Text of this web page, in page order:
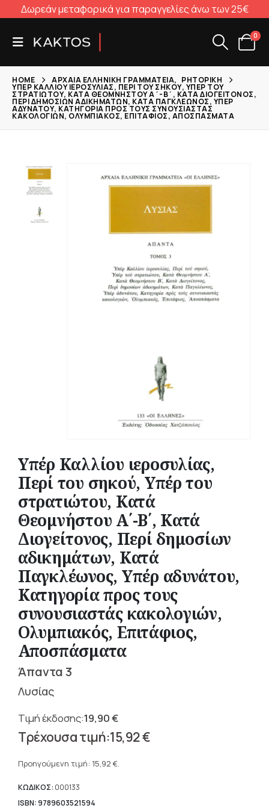
Δωρεάν μεταφορικά για παραγγελίες άνω των 25€
0
HOME ΑΡΧΑΊΑ ΕΛΛΗΝΙΚΉ ΓΡΑΜΜΑΤΕΊΑ, ΡΗΤΟΡΙΚΉ
ΥΠΈΡ ΚΑΛΛΊΟΥ ΙΕΡΟΣΥΛΊΑΣ, ΠΕΡΊ ΤΟΥ ΣΗΚΟΎ, ΥΠΈΡ ΤΟΥ
ΣΤΡΑΤΙΏΤΟΥ, ΚΑΤΆ ΘΕΟΜΝΉΣΤΟΥ Α΄-Β΄, ΚΑΤΆ ΔΙΟΓΕΊΤΟΝΟΣ,
ΠΕΡΊ ΔΗΜΟΣΊΩΝ ΑΔΙΚΗΜΆΤΩΝ, ΚΑΤΆ ΠΑΓΚΛΈΩΝΟΣ, ΥΠΈΡ
ΑΔΥΝΆΤΟΥ, ΚΑΤΗΓΟΡΊΑ ΠΡΟΣ ΤΟΥΣ ΣΥΝΟΥΣΙΑΣΤΆΣ
ΚΑΚΟΛΟΓΙΏΝ, ΟΛΥΜΠΙΑΚΌΣ, ΕΠΙΤΆΦΙΟΣ, ΑΠΟΣΠΆΣΜΑΤΑ
Υπέρ Καλλίου ιεροσυλίας,
Περί του σηκού, Υπέρ του
στρατιώτου, Κατά
Θεομνήστου Α΄-Β΄, Κατά
Διογείτονος, Περί δημοσίων
αδικημάτων, Κατά
Παγκλέωνος, Υπέρ αδυνάτου,
Κατηγορία προς τους
συνουσιαστάς κακολογιών,
Ολυμπιακός, Επιτάφιος,
Αποσπάσματα
Άπαντα 3
Λυσίας
19,90€
Original
price
19,90 €.
15,92€
τρέχουσα
είναι:
15,92 €.
Προηγούμενη τιμή: 15,92 €.
ΚΩΔΙΚΟΣ: 000133
ISBN: 9789603521594